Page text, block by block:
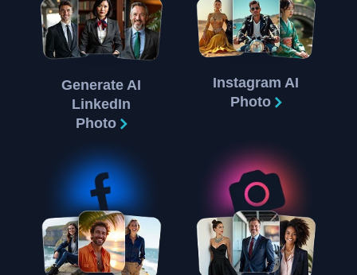
Generate AI
LinkedIn
Photo
Instagram AI
Photo